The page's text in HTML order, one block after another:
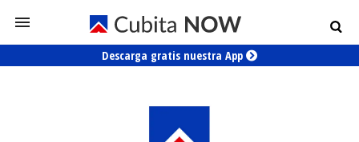
Descarga gratis nuestra App